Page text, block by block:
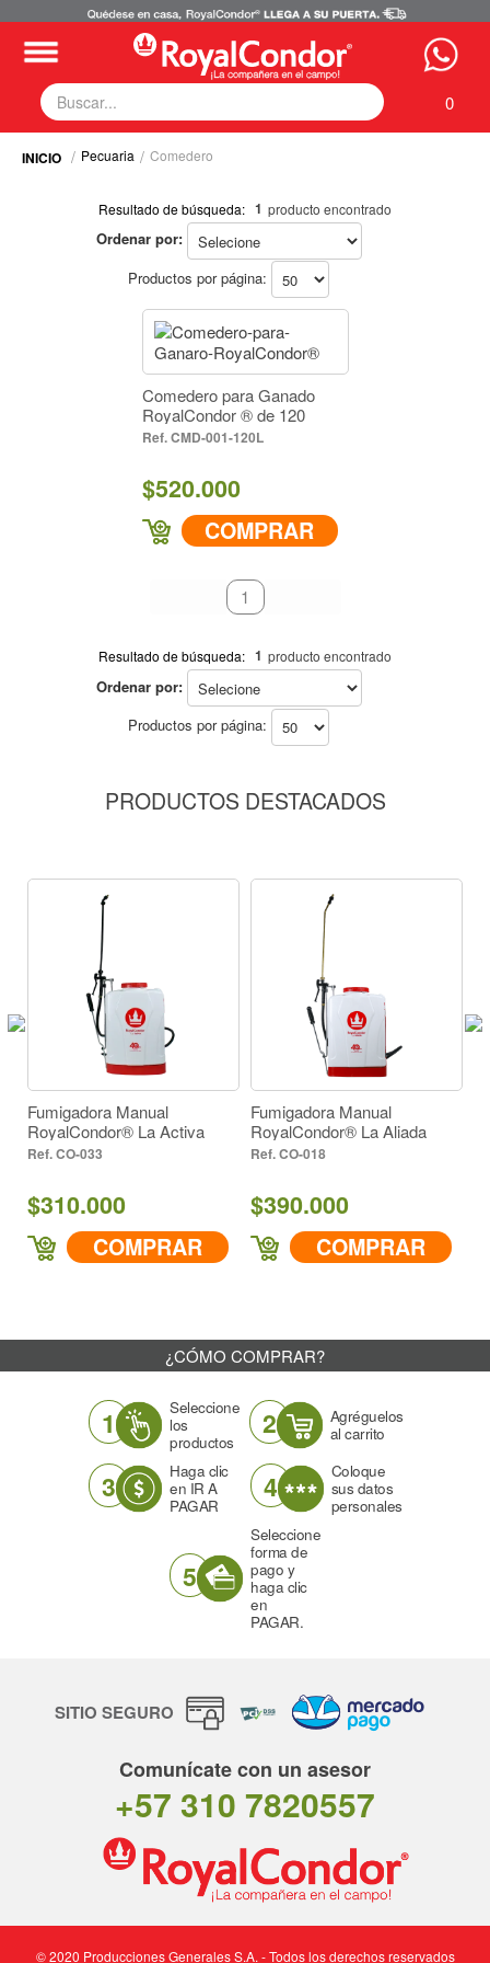
0
Fumigadoras
Respuestos y Accesorios
Tecnología de Aplicación
Zona Pecuaria
Zona Veterianaria
Pecuaria Comedero
Selecciona tus filtros
RoyalCondor® (1)
RoyalCondor® (1)
Resultado de búsqueda: 1 producto encontrado
Ordenar por:
Productos por página:
Comedero para Ganado
RoyalCondor ® de 120
Litros.CMD-001-120L
$520.000
COMPRAR
anterior
1
Resultado de búsqueda: 1 producto encontrado
Ordenar por:
Productos por página:
PRODUCTOS DESTACADOS
Fumigadora Manual
RoyalCondor® La Activa
CO-033
$310.000
COMPRAR
Fumigadora Manual
RoyalCondor® La Aliada
CO-018
$390.000
COMPRAR
¿CÓMO COMPRAR?
1
Seleccione
los
productos
2
Agréguelos
al carrito
3
Haga clic
en IR A
PAGAR
4
Coloque
sus datos
personales
5
Seleccione
forma de
pago y
haga clic
en
PAGAR.
SITIO SEGURO
Comunícate con un asesor
+57 310 7820557
© 2020 Producciones Generales S.A. - Todos los derechos reservados